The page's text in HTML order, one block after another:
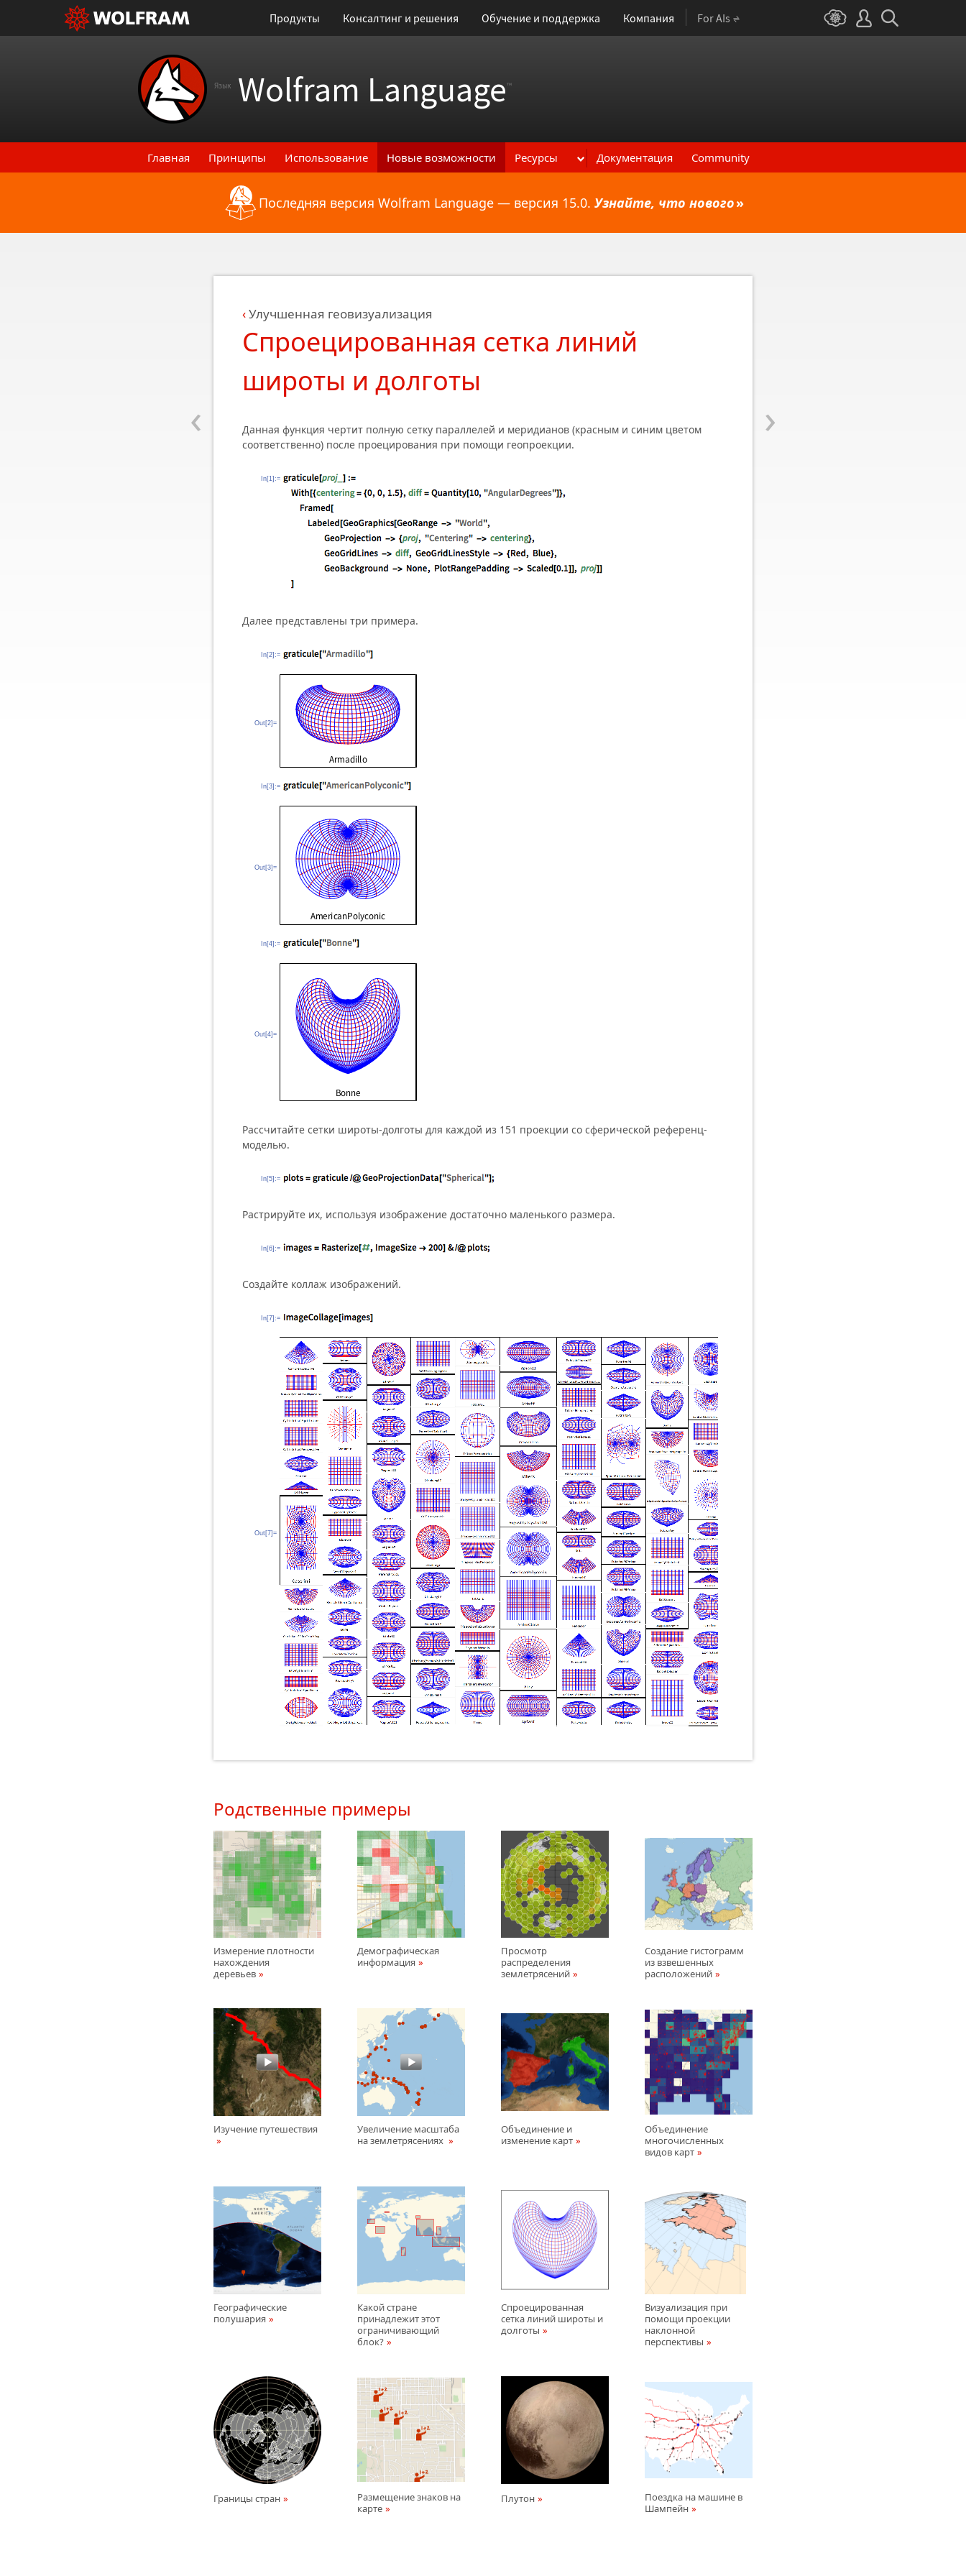
Продукты Консалтинг и решения Обучение и поддержка Компания For AIs
Язык Wolfram Language™
Главная Принципы Использование Новые возможности Ресурсы Документация Community
Назад к последним функциональным возможностям
Последняя версия Wolfram Language — версия 15.0. Узнайте, что нового»
‹ ›
Улучшенная геовизуализация
Спроецированная сетка линий
широты и долготы
Данная функция чертит полную сетку параллелей и меридианов (красным и синим цветом
соответственно) после проецирования при помощи геопроекции.
In[1]:=
Далее представлены три примера.
In[2]:=
Out[2]=
In[3]:=
Out[3]=
In[4]:=
Out[4]=
Рассчитайте сетки широты-долготы для каждой из 151 проекции со сферической референц-
моделью.
In[5]:=
Растрируйте их, используя изображение достаточно маленького размера.
In[6]:=
Создайте коллаж изображений.
In[7]:=
Out[7]=
Родственные примеры
Измерение плотности
нахождения
деревьев
Демографическая
информация
Просмотр
распределения
землетрясений
Создание гистограмм
из взвешенных
расположений
Изучение путешествия
Увеличение масштаба
на землетрясениях
Объединение и
изменение карт
Объединение
многочисленных
видов карт
Географические
полушария
Какой стране
принадлежит этот
ограничивающий
блок?
Спроецированная
сетка линий широты и
долготы
Визуализация при
помощи проекции
наклонной
перспективы
Границы стран
Размещение знаков на
карте
Плутон
Поездка на машине в
Шампейн